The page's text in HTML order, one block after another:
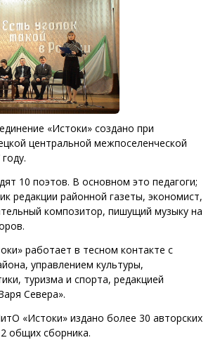
«Истоки» создано при
центральной межпоселенческой
10 поэтов. В основном это педагоги;
редакции районной газеты, экономист,
композитор, пишущий музыку на
работает в тесном контакте с
управлением культуры,
туризма и спорта, редакцией
Севера».
«Истоки» издано более 30 авторских
общих сборника.